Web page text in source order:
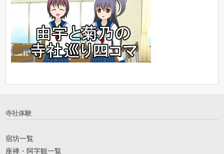
寺社体験
宿坊一覧
座禅・阿字観一覧